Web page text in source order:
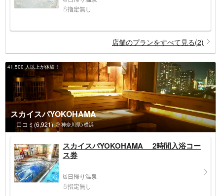
指定無し
店舗のプランをすべて見る(2)
41,500 人以上が体験！
スカイスパYOKOHAMA
口コミ(6,921) 神奈川県>横浜
スカイスパYOKOHAMA 2時間入浴コー
ス券
日帰り温泉
指定無し